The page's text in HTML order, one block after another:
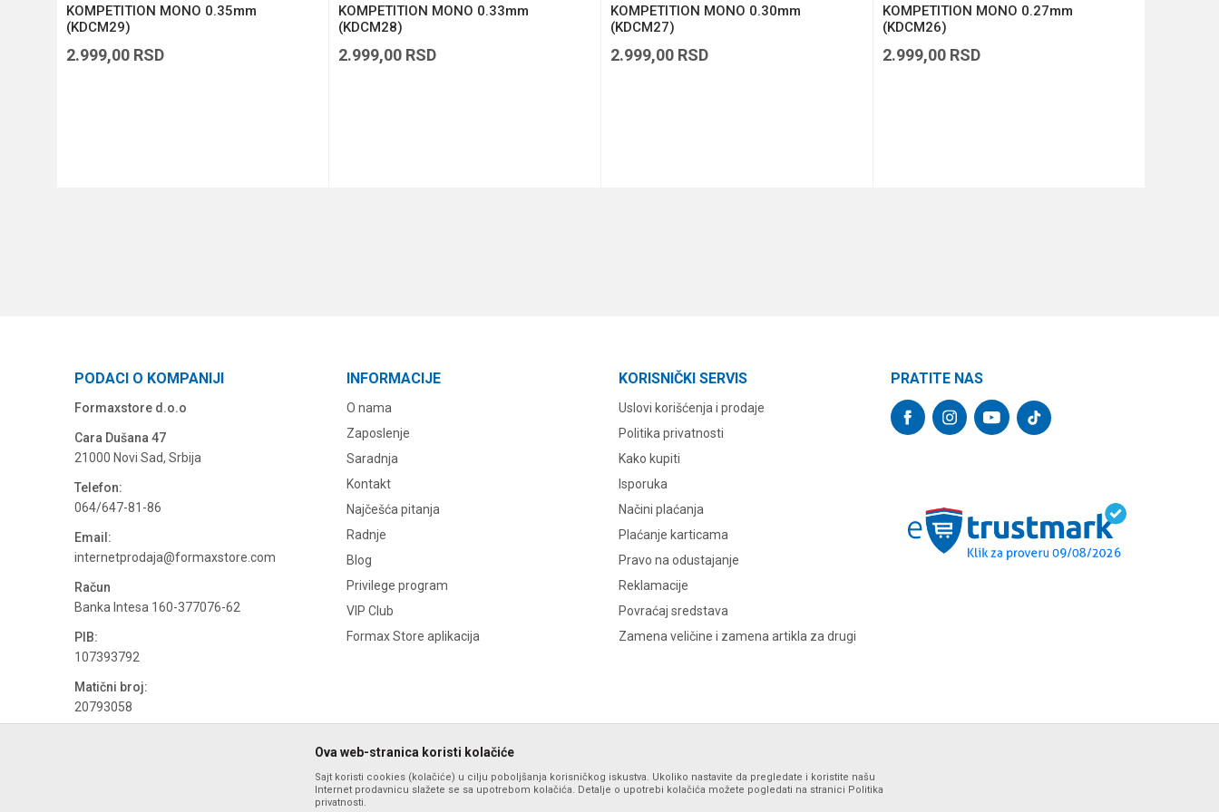
KOMPETITION MONO 0.35mm
(KDCM29)
2.999,00 RSD
KOMPETITION MONO 0.33mm
(KDCM28)
2.999,00 RSD
KOMPETITION MONO 0.30mm
(KDCM27)
2.999,00 RSD
KOMPETITION MONO 0.27mm
(KDCM26)
2.999,00 RSD
PODACI O KOMPANIJI
Formaxstore d.o.o
Cara Dušana 47
21000 Novi Sad, Srbija
Telefon:
064/647-81-86
Email:
internetprodaja@formaxstore.com
Račun
Banka Intesa 160-377076-62
PIB:
107393792
Matični broj:
20793058
INFORMACIJE
O nama
Zaposlenje
Saradnja
Kontakt
Najčešća pitanja
Radnje
Blog
Privilege program
VIP Club
Formax Store aplikacija
KORISNIČKI SERVIS
Uslovi korišćenja i prodaje
Politika privatnosti
Kako kupiti
Isporuka
Načini plaćanja
Plaćanje karticama
Pravo na odustajanje
Reklamacije
Povraćaj sredstava
Zamena veličine i zamena artikla za drugi
PRATITE NAS
Ova web-stranica koristi kolačiće
Sajt koristi cookies (kolačiće) u cilju poboljšanja korisničkog iskustva. Ukoliko nastavite da pregledate i koristite našu
Internet prodavnicu slažete se sa upotrebom kolačića. Detalje o upotrebi kolačića možete pogledati na stranici Politika
privatnosti.